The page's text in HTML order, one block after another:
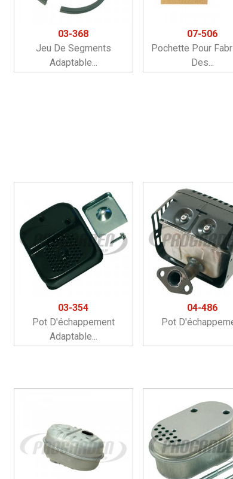
03-368
Jeu De Segments
Adaptable...
07-506
Pochette Pour
Des...
03-354
Pot D'échappement
Adaptable...
04-486
Pot